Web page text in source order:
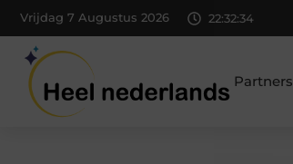
Vrijdag 7 Augustus 2026 22:32:34
Partners